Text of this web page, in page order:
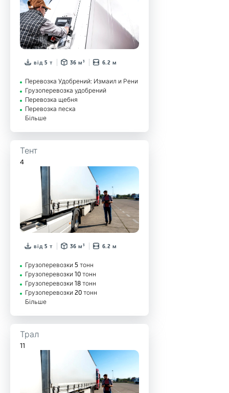
від 5 т 36 м³ 6.2 м
Перевозка Удобрений: Измаил и Рени
Грузоперевозка удобрений
Перевозка щебня
Перевозка песка
Більше
Тент
4
від 5 т 36 м³ 6.2 м
Грузоперевозки 5 тонн
Грузоперевозки 10 тонн
Грузоперевозки 18 тонн
Грузоперевозки 20 тонн
Більше
Трал
11